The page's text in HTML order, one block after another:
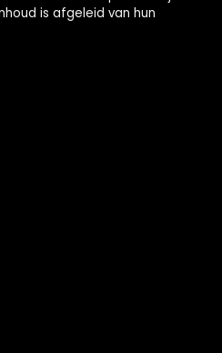
is afgeleid van hun